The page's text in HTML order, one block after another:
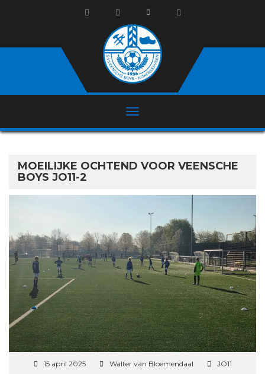
MOEILIJKE OCHTEND VOOR VEENSCHE
BOYS JO11-2
15 april 2025 Walter van Bloemendaal
JO11